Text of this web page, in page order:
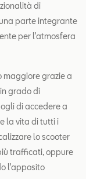
di
una parte integrante
per l’atmosfera
maggiore grazie a
grado di
di accedere a
la vita di tutti i
lo scooter
trafficati, oppure
l’apposito